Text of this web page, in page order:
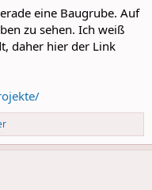
eine Baugrube. Auf
zu sehen. Ich weiß
daher hier der Link